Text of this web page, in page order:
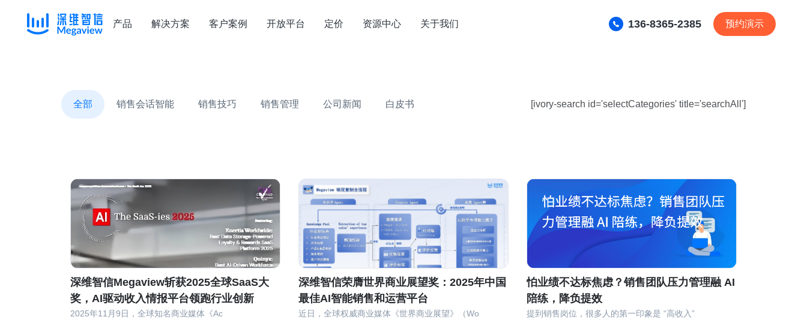
产品 解决方案 客户案例 开放平台 定价 资源中心 关于我们 136-8365-2385 预约演示
全部 销售会话智能 销售技巧 销售管理 公司新闻 白皮书 [ivory-search id='selectCategories' title='searchAll']
深维智信Megaview斩获2025全球SaaS大
奖，AI驱动收入情报平台领跑行业创新
2025年11月9日，全球知名商业媒体《Ac
深维智信荣膺世界商业展望奖：2025年中国
最佳AI智能销售和运营平台
近日，全球权威商业媒体《世界商业展望》（Wo
怕业绩不达标焦虑？销售团队压力管理融 AI
陪练，降负提效
提到销售岗位，很多人的第一印象是 “高收入”